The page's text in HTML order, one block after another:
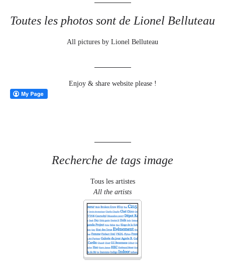
Toutes les photos sont de Lionel Belluteau
All pictures by Lionel Belluteau
Enjoy & share website please !
Recherche de tags image
Tous les artistes
All the artists